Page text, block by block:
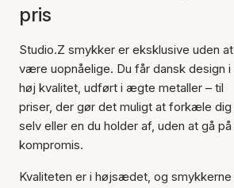
pris
Studio.Z smykker er eksklusive uden at
være uopnåelige. Du får dansk design i
høj kvalitet, udført i ægte metaller – til
priser, der gør det muligt at forkæle dig
selv eller en du holder af, uden at gå på
kompromis.
Kvaliteten er i højsædet, og smykkerne